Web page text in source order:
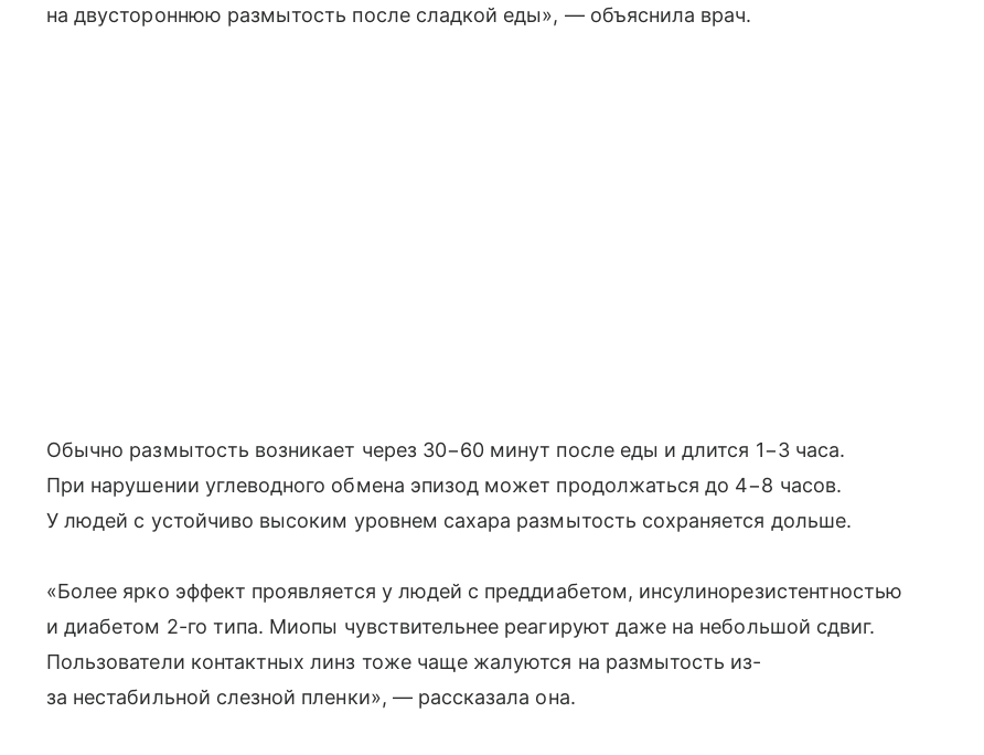
на двустороннюю размытость после сладкой еды», — объяснила врач.
Обычно размытость возникает через 30−60 минут после еды и длится 1−3 часа.
При нарушении углеводного обмена эпизод может продолжаться до 4−8 часов.
У людей с устойчиво высоким уровнем сахара размытость сохраняется дольше.
«Более ярко эффект проявляется у людей с преддиабетом, инсулинорезистентностью
и диабетом 2-го типа. Миопы чувствительнее реагируют даже на небольшой сдвиг.
Пользователи контактных линз тоже чаще жалуются на размытость из-
за нестабильной слезной пленки», — рассказала она.